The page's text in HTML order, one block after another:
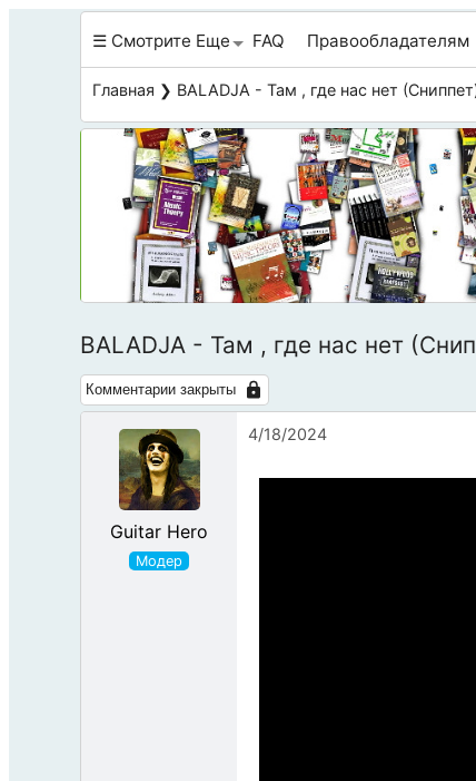
☰ Смотрите Еще FAQ Правообладателям
Главная ❯ BALADJA - Там , где нас нет
BALADJA - Там , где нас нет
Комментарии закрыты
Guitar Hero
4/18/2024